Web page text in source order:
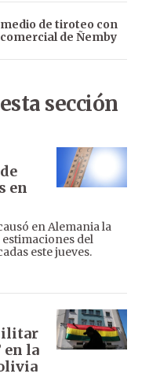
de tiroteo con
de Ñemby
sección
en
en Alemania la
del
este jueves.
en la